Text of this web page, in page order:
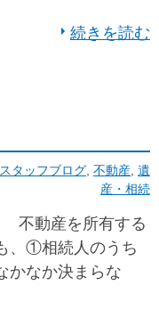
続きを読む
スタッフブログ 不動産 遺
産・相続
動産を所有する
、①相続人のうち
かなか決まらな